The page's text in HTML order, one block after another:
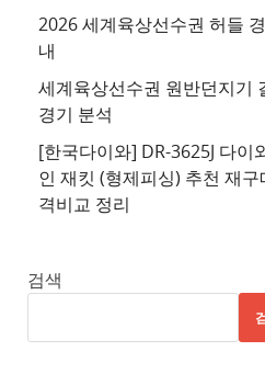
천
사
이
트
천
사
2026 세계육상선수권 허들
내
세계육상선수권 원반던지기
경기 분석
[한국다이와] DR-3625J 다이
인 재킷 (형제피싱) 추천 재
격비교 정리
검색